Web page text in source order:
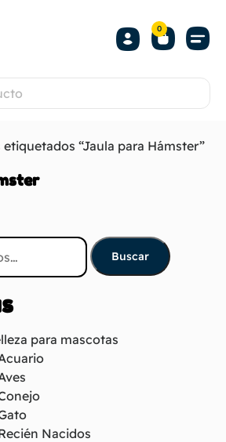
0
“Jaula para Hámster”
Buscar
para mascotas
Nacidos